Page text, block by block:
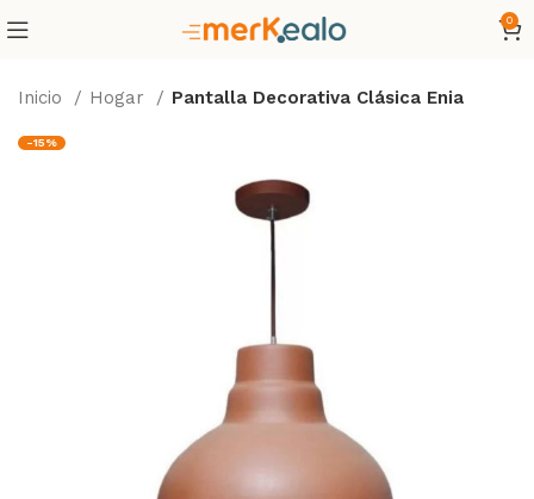
0
Inicio Hogar Pantalla Decorativa Clásica Enia
-15%